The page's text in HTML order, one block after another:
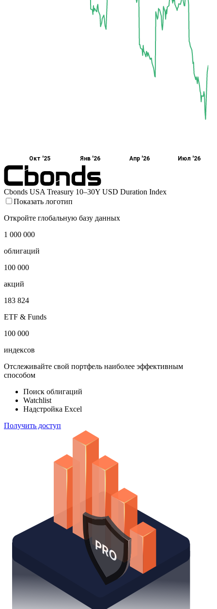
Окт '25 Янв '26 Апр '26 Июл '26
Cbonds USA Treasury 10–30Y USD Duration Index
Показать логотип
Откройте глобальную базу данных
1 000 000
облигаций
100 000
акций
183 824
ETF & Funds
100 000
индексов
Отслеживайте свой портфель наиболее эффективным
способом
Поиск облигаций
Watchlist
Надстройка Excel
Получить доступ